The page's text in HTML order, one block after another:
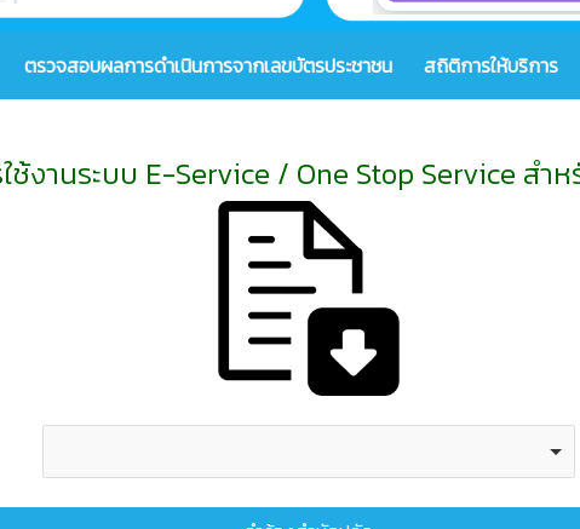
ตรวจสอบผลการดำเนินการจากเลขบัตรประชาชน สถิติการให้บริการ
ช้งานระบบ E-Service / One Stop Service สำห